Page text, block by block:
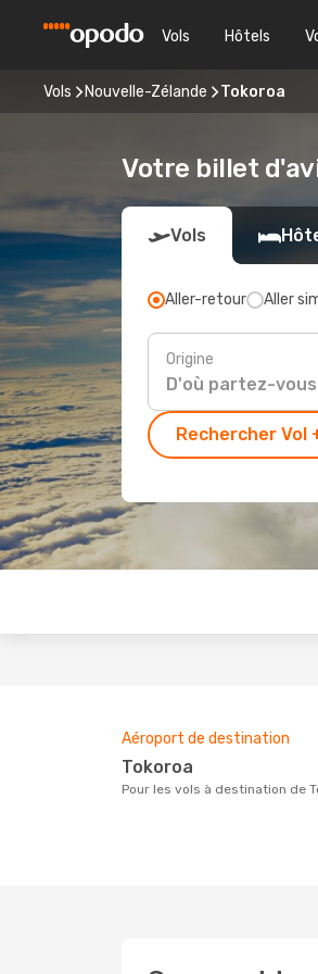
Vols Hôtels
Vols Nouvelle-Zélande Tokoroa
Votre billet
Vols
Aller-retour Aller
Origine
Rechercher Vol
Aéroport de destination
Tokoroa
Pour les vols à destination de